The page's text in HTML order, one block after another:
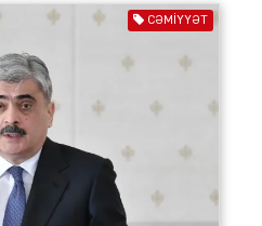
CƏMIYYƏT